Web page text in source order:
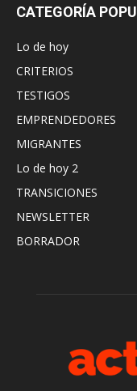
CATEGORÍA
Lo de hoy
CRITERIOS
TESTIGOS
EMPRENDEDORES
MIGRANTES
Lo de hoy 2
TRANSICIONES
NEWSLETTER
BORRADOR